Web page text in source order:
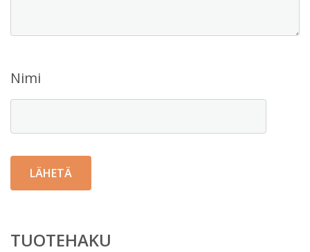
Nimi
TUOTEHAKU